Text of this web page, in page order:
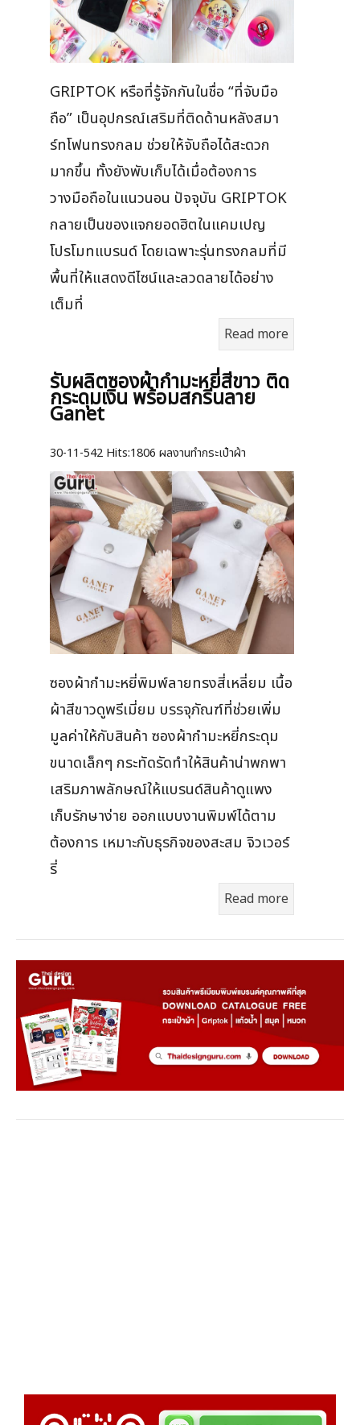
GRIPTOK หรือที่รู้จักกันในชื่อ “ที่จับมือ
ถือ” เป็นอุปกรณ์เสริมที่ติดด้านหลังสมา
ร์ทโฟนทรงกลม ช่วยให้จับถือได้สะดวก
มากขึ้น ทั้งยังพับเก็บได้เมื่อต้องการ
วางมือถือในแนวนอน ปัจจุบัน GRIPTOK
กลายเป็นของแจกยอดฮิตในแคมเปญ
โปรโมทแบรนด์ โดยเฉพาะรุ่นทรงกลมที่มี
พื้นที่ให้แสดงดีไซน์และลวดลายได้อย่าง
เต็มที่
Read more
รับผลิตซองผ้ากำมะหยี่สีขาว ติด
กระดุมเงิน พร้อมสกรีนลาย
Ganet
30-11-542 Hits:1806 ผลงานทำกระเป๋าผ้า
ซองผ้ากำมะหยี่พิมพ์ลายทรงสี่เหลี่ยม เนื้อ
ผ้าสีขาวดูพรีเมี่ยม บรรจุภัณฑ์ที่ช่วยเพิ่ม
มูลค่าให้กับสินค้า ซองผ้ากำมะหยี่กระดุม
ขนาดเล็กๆ กระทัดรัดทำให้สินค้าน่าพกพา
เสริมภาพลักษณ์ให้แบรนด์สินค้าดูแพง
เก็บรักษาง่าย ออกแบบงานพิมพ์ได้ตาม
ต้องการ เหมาะกับธุรกิจของสะสม จิวเวอร์
รี่
Read more